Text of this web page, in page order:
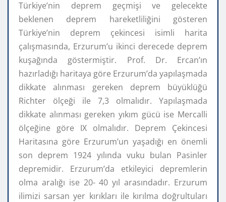
Türkiye’nin deprem geçmişi ve gelecekte
beklenen deprem hareketliliğini gösteren
Türkiye’nin deprem çekincesi isimli harita
çalışmasında, Erzurum’u ikinci derecede deprem
kuşağında göstermiştir. Prof. Dr. Ercan’ın
hazırladığı haritaya göre Erzurum’da yapılaşmada
dikkate alınması gereken deprem büyüklüğü
Richter ölçeği ile 7,3 olmalıdır. Yapılaşmada
dikkate alınması gereken yıkım gücü ise Mercalli
ölçeğine göre IX olmalıdır. Deprem Çekincesi
Haritasına göre Erzurum’un yaşadığı en önemli
son deprem 1924 yılında vuku bulan Pasinler
depremidir. Erzurum’da etkileyici depremlerin
olma aralığı ise 20- 40 yıl arasındadır. Erzurum
ilimizi sarsan yer kırıkları ile kırılma doğrultuları